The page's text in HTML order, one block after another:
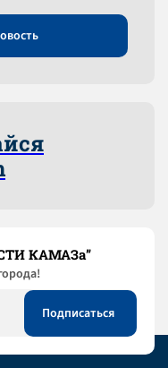
КАМАЗа”